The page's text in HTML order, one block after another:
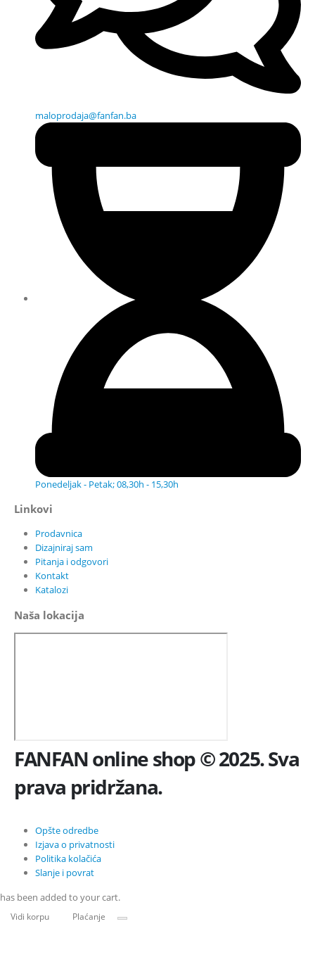
maloprodaja@fanfan.ba
Ponedeljak - Petak; 08,30h - 15,30h
Linkovi
Prodavnica
Dizajniraj sam
Pitanja i odgovori
Kontakt
Katalozi
Naša lokacija
FANFAN online shop © 2025. Sva
prava pridržana.
Opšte odredbe
Izjava o privatnosti
Politika kolačića
Slanje i povrat
has been added to your cart.
Vidi korpu Plaćanje